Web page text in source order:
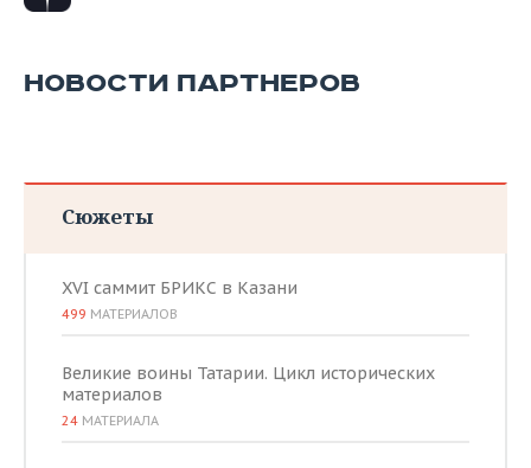
НОВОСТИ ПАРТНЕРОВ
Сюжеты
XVI саммит БРИКС в Казани
499 МАТЕРИАЛОВ
Великие воины Татарии. Цикл исторических
материалов
24 МАТЕРИАЛА